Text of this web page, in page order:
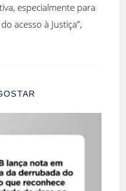
especialmente para
acesso à Justiça”,